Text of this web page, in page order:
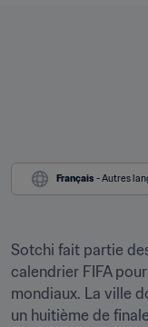
Français - Autres
Sotchi fait partie
calendrier FIFA
mondiaux. La ville
un huitième de